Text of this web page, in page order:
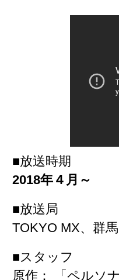
■放送時期
2018年４月～
■放送局
TOKYO MX、群
■スタッフ
原作： 「ペルソ